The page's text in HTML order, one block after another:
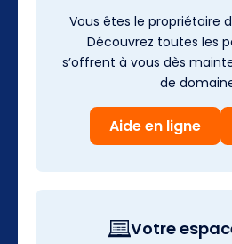
Vous êtes le propriétaire
Découvrez toutes les
s’offrent à vous dès
de
Aide en ligne
Votre